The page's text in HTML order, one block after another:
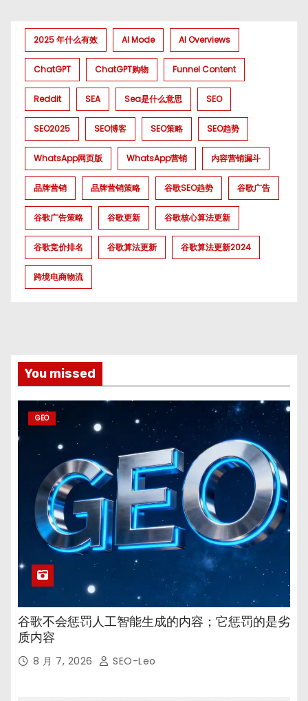
2025 年什么有效 AI Mode AI Overviews
ChatGPT ChatGPT购物 Funnel Content
Reddit SEA Sea是什么意思 SEO
SEO2025 SEO博客 SEO策略 SEO趋势
WhatsApp网页版 WhatsApp营销 内容营销漏斗
品牌营销 品牌营销策略 谷歌SEO趋势 谷歌广告
谷歌广告策略 谷歌更新 谷歌核心算法更新
谷歌竞价排名 谷歌算法更新 谷歌算法更新2024
跨境电商物流
You missed
GEO
谷歌不会惩罚人工智能生成的内容；它惩罚的是劣
质内容
8 月 7, 2026 SEO-Leo